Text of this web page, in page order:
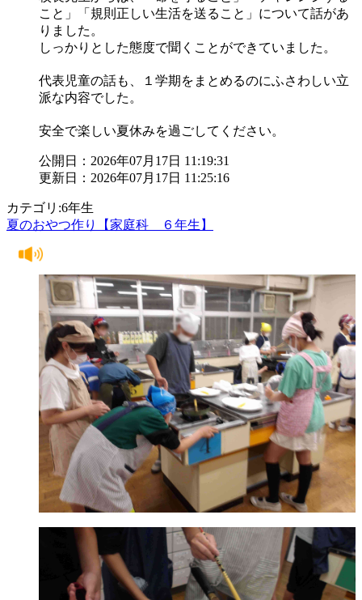
こと」「規則正しい生活を送ること」について話があ
りました。
しっかりとした態度で聞くことができていました。
代表児童の話も、１学期をまとめるのにふさわしい立
派な内容でした。
安全で楽しい夏休みを過ごしてください。
公開日：2026年07月17日 11:19:31
更新日：2026年07月17日 11:25:16
カテゴリ:6年生
夏のおやつ作り【家庭科 ６年生】